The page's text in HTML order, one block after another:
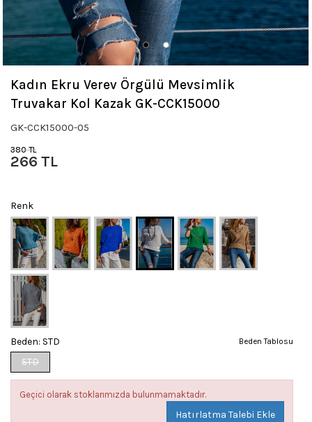
Kadın Ekru Verev Örgülü Mevsimlik
Truvakar Kol Kazak GK-CCK15000
GK-CCK15000-05
380 TL
266 TL
Renk
Beden Tablosu
Beden: STD
STD
Geçici olarak stoklarımızda bulunmamaktadır.
Hatırlatma Talebi Ekle